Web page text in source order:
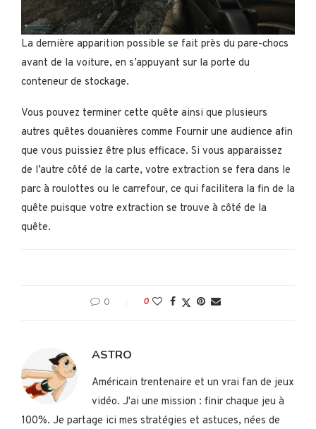
La dernière apparition possible se fait près du pare-chocs
avant de la voiture, en s’appuyant sur la porte du
conteneur de stockage.
Vous pouvez terminer cette quête ainsi que plusieurs
autres quêtes douanières comme Fournir une audience afin
que vous puissiez être plus efficace. Si vous apparaissez
de l’autre côté de la carte, votre extraction se fera dans le
parc à roulottes ou le carrefour, ce qui facilitera la fin de la
quête puisque votre extraction se trouve à côté de la
quête.
0 0
ASTRO
Américain trentenaire et un vrai fan de jeux
vidéo. J'ai une mission : finir chaque jeu à
100%. Je partage ici mes stratégies et astuces, nées de